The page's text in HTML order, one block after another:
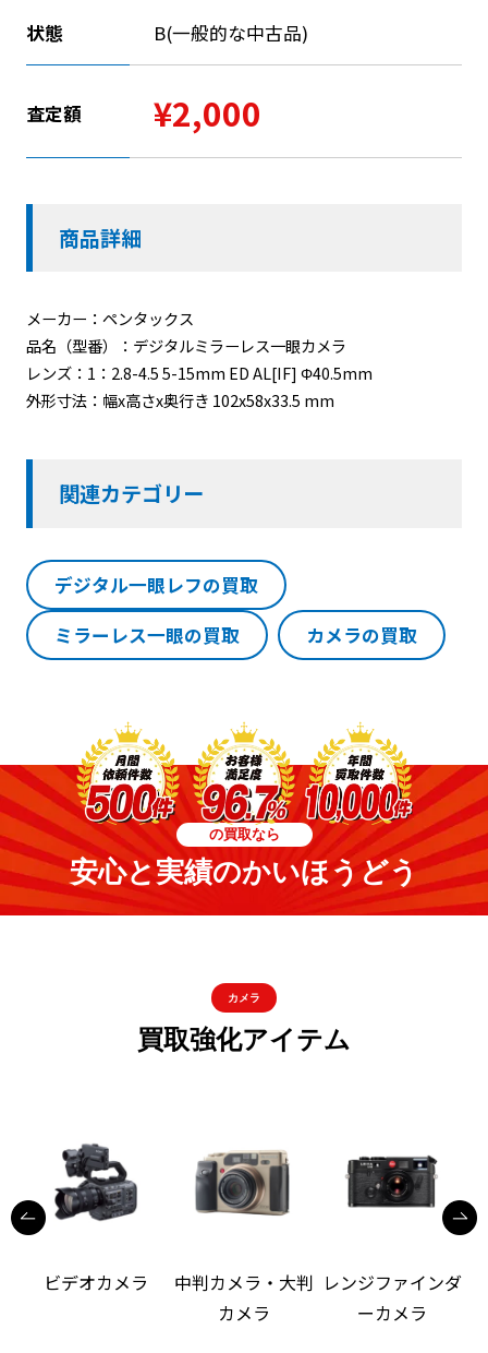
状態 B(一般的な中古品)
査定額 ¥2,000
商品詳細
メーカー：ペンタックス
品名（型番）：デジタルミラーレス一眼カメラ
レンズ：1：2.8-4.5 5-15mm ED AL[IF] Φ40.5mm
外形寸法：幅x高さx奥行き 102x58x33.5 mm
関連カテゴリー
デジタル一眼レフの買取
ミラーレス一眼の買取
カメラの買取
の買取なら
安心と実績のかいほうどう
カメラ
買取強化アイテム
ビデオカメラ
中判カメラ・大判
カメラ
レンジファインダ
ーカメラ